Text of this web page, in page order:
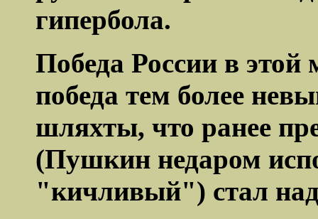
гипербола.
Победа России в этой
победа тем более
шляхты, что ранее
(Пушкин недаром
"кичливый") стал